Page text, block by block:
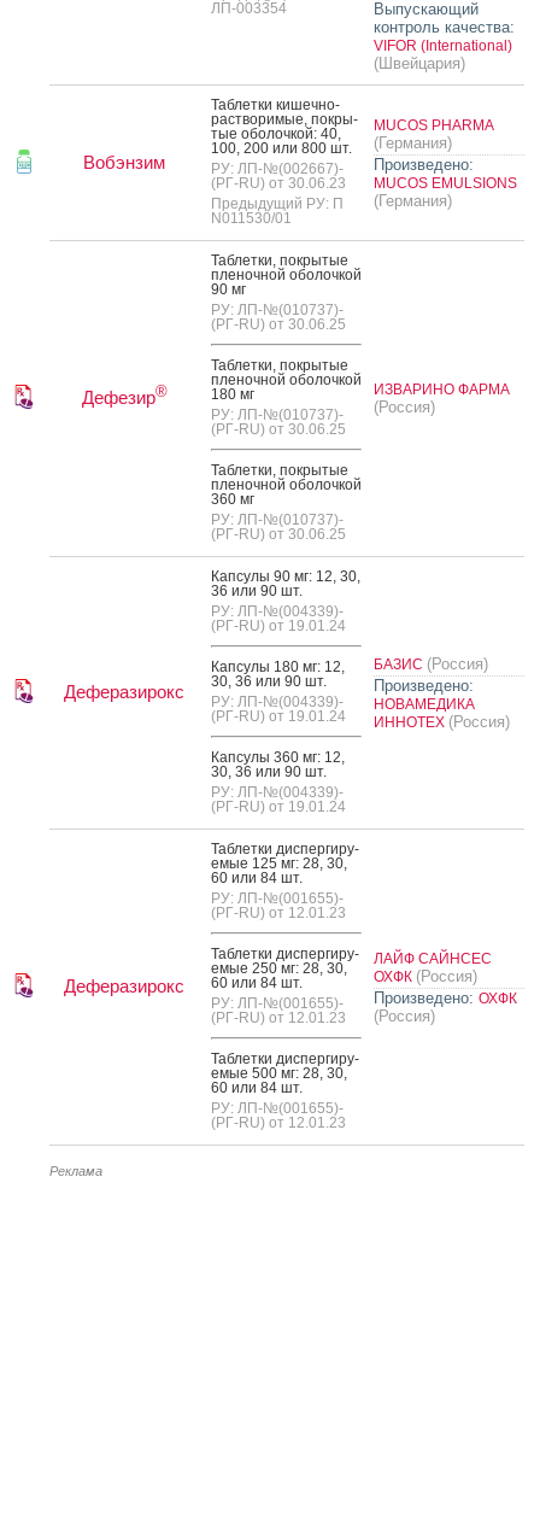
ЛП-003354
Выпускающий
контроль качества:
VIFOR (International)
(Швейцария)
Вобэнзим
Таб­летки ки­шеч­но­
рас­тво­римые, пок­ры­
тые обо­лоч­кой: 40,
100, 200 или 800 шт.
РУ: ЛП-№(002667)-
(РГ-RU) от 30.06.23
Предыдущий РУ: П
N011530/01
MUCOS PHARMA
(Германия)
Произведено:
MUCOS EMULSIONS
(Германия)
Дефезир®
Таб­летки, пок­ры­тые
пле­ноч­ной обо­лоч­кой
90 мг
РУ: ЛП-№(010737)-
(РГ-RU) от 30.06.25
Таб­летки, пок­ры­тые
пле­ноч­ной обо­лоч­кой
180 мг
РУ: ЛП-№(010737)-
(РГ-RU) от 30.06.25
Таб­летки, пок­ры­тые
пле­ноч­ной обо­лоч­кой
360 мг
РУ: ЛП-№(010737)-
(РГ-RU) от 30.06.25
ИЗВАРИНО ФАРМА
(Россия)
Деферазирокс
Кап­су­лы 90 мг: 12, 30,
36 или 90 шт.
РУ: ЛП-№(004339)-
(РГ-RU) от 19.01.24
Кап­су­лы 180 мг: 12,
30, 36 или 90 шт.
РУ: ЛП-№(004339)-
(РГ-RU) от 19.01.24
Кап­су­лы 360 мг: 12,
30, 36 или 90 шт.
РУ: ЛП-№(004339)-
(РГ-RU) от 19.01.24
БАЗИС (Россия)
Произведено:
НОВАМЕДИКА
ИННОТЕХ (Россия)
Деферазирокс
Таб­летки дис­перги­ру­
емые 125 мг: 28, 30,
60 или 84 шт.
РУ: ЛП-№(001655)-
(РГ-RU) от 12.01.23
Таб­летки дис­перги­ру­
емые 250 мг: 28, 30,
60 или 84 шт.
РУ: ЛП-№(001655)-
(РГ-RU) от 12.01.23
Таб­летки дис­перги­ру­
емые 500 мг: 28, 30,
60 или 84 шт.
РУ: ЛП-№(001655)-
(РГ-RU) от 12.01.23
ЛАЙФ САЙНСЕС
ОХФК (Россия)
Произведено: ОХФК
(Россия)
Реклама